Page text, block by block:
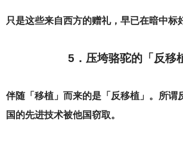
只是这些来自西方的赠礼，早已在暗中标
5 ．压垮骆驼的「反移
伴随「移植」而来的是「反移植」。所谓
国的先进技术被他国窃取。